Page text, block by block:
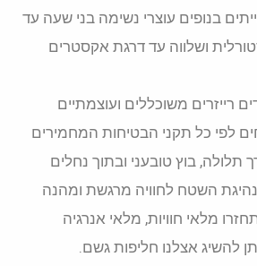
בנופים עוצרי נשימה בני שעה עד
ושלווה עד דרגת אקסטרים
רייזרים משוכללים ועוצמתיים
לפי כל תקני הבטיחות המחמירים
תלולה, בוץ טובעני ובתוך נחלים
השטח לחוויה מרגשת ומהנה
מלאי חוויות, מלאי אנרגיה
להשיג אצלנו חליפות גשם.